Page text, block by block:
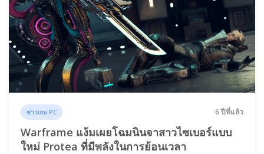
ข่าวเกม PC 6 ปีที่แล้ว
Warframe แง้มเผยโฉมนินจาสาวไซเบอร์แบบ
ใหม่ Protea ที่มีพลังในการย้อนเวลา